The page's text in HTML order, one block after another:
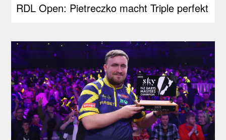
RDL Open: Pietreczko macht Triple perfekt